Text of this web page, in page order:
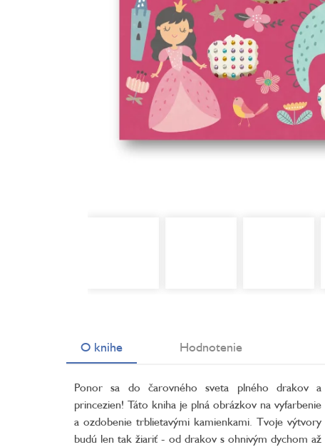
Lacné knihy
O knihe Hodnotenie
Ponor sa do čarovného sveta plného drakov a
princezien! Táto kniha je plná obrázkov na vyfarbenie
a ozdobenie trblietavými kamienkami. Tvoje výtvory
budú len tak žiariť - od drakov s ohnivým dychom až